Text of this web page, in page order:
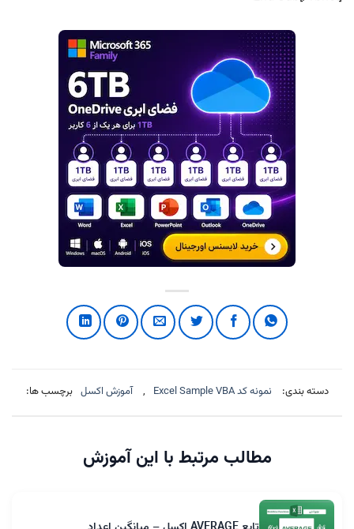
دسته بندی: نمونه کد Excel Sample VBA , آموزش اکسل برچسب ها:
مطالب مرتبط با این آموزش